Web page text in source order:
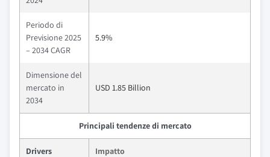
Periodo di
Previsione 2025
– 2034 CAGR
5.9%
Dimensione del
mercato in
2034
USD 1.85 Billion
Principali tendenze di mercato
Drivers Impatto